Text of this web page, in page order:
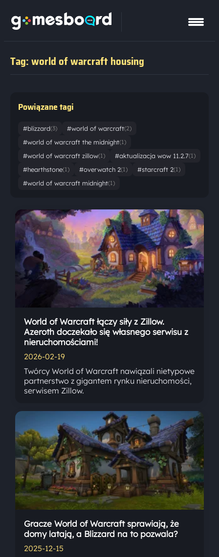
Tag: world of warcraft housing
Powiązane tagi
#blizzard(3) #world of warcraft(2)
#world of warcraft the midnight(1)
#world of warcraft zillow(1) #aktualizacja wow 11.2.7(1)
#hearthstone(1) #overwatch 2(1) #starcraft 2(1)
#world of warcraft midnight(1)
World of Warcraft łączy siły z Zillow.
Azeroth doczekało się własnego serwisu z
nieruchomościami!
2026-02-19
Twórcy World of Warcraft nawiązali nietypowe
partnerstwo z gigantem rynku nieruchomości,
serwisem Zillow.
Gracze World of Warcraft sprawiają, że
domy latają, a Blizzard na to pozwala?
2025-12-15